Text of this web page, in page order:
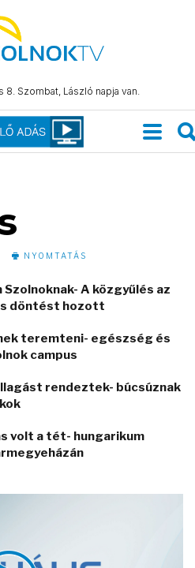
8. Szombat, László napja van.
NYOMTATÁS
A közgyűlés az
döntést hozott
teremteni- egészség és
campus
rendeztek- búcsúznak
volt a tét- hungarikum